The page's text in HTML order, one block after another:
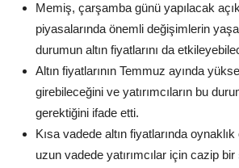
Memiş, çarşamba günü yapılacak
piyasalarında önemli değişimlerin
durumun altın fiyatlarını da
Altın fiyatlarının Temmuz ayında
girebileceğini ve yatırımcıların bu
gerektiğini ifade etti.
Kısa vadede altın fiyatlarında
uzun vadede yatırımcılar için cazip bir